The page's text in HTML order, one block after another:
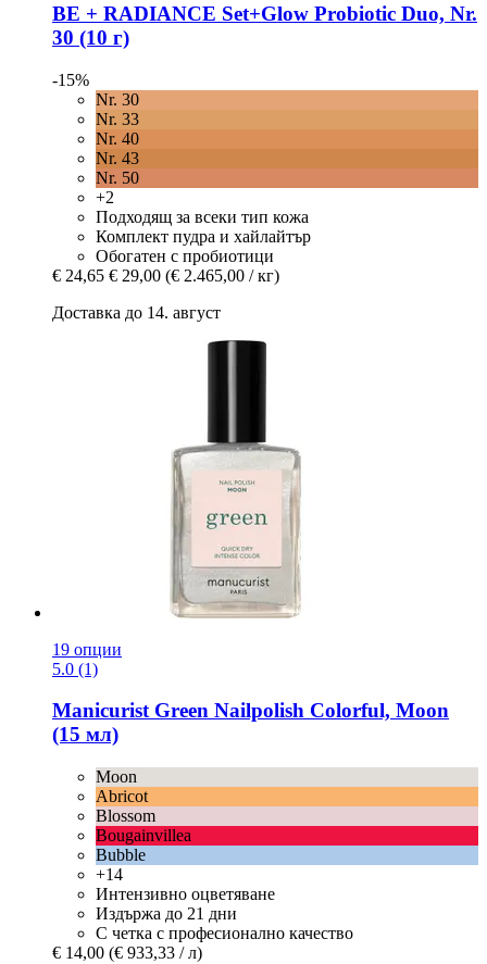
BE + RADIANCE Set+Glow Probiotic Duo, Nr.
30 (10 г)
-15%
Nr. 30
Nr. 33
Nr. 40
Nr. 43
Nr. 50
+2
Подходящ за всеки тип кожа
Комплект пудра и хайлайтър
Обогатен с пробиотици
€ 24,65 € 29,00 (€ 2.465,00 / кг)
Доставка до 14. август
19 опции
5.0 (1)
ManicuristGreen Nailpolish Colorful, Moon
(15 мл)
Moon
Abricot
Blossom
Bougainvillea
Bubble
+14
Интензивно оцветяване
Издържа до 21 дни
С четка с професионално качество
€ 14,00 (€ 933,33 / л)